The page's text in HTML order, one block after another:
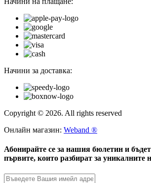
Начини за доставка:
Copyright © 2026. All rights reserved
Онлайн магазин: Weband ®
Абонирайте се за нашия бюлетин и
първите, които разбират за уникалните